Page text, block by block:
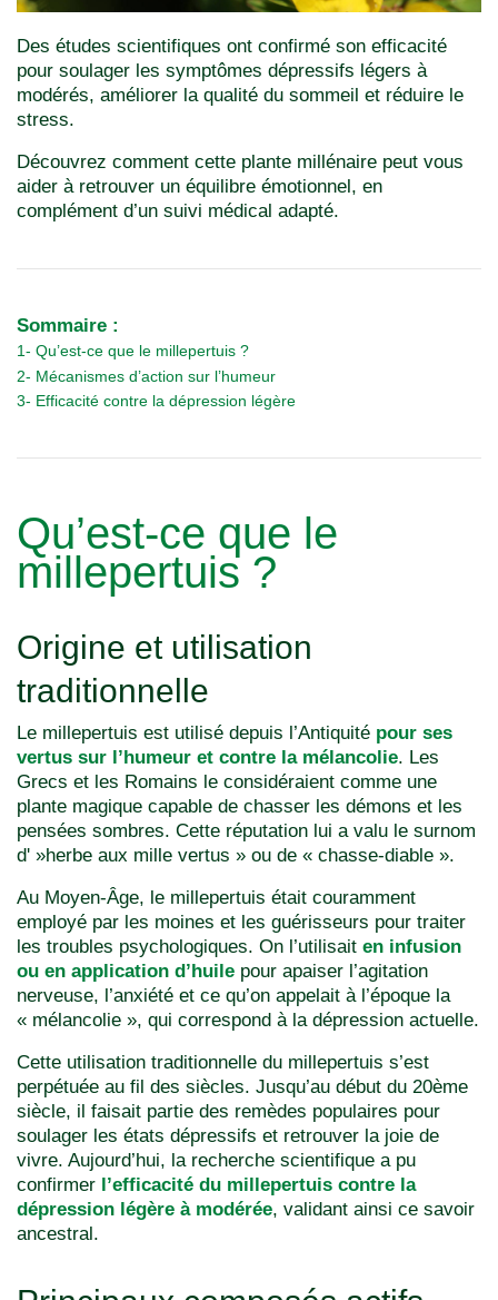
Des études scientifiques ont confirmé son efficacité
pour soulager les symptômes dépressifs légers à
modérés, améliorer la qualité du sommeil et réduire le
stress.
Découvrez comment cette plante millénaire peut vous
aider à retrouver un équilibre émotionnel, en
complément d’un suivi médical adapté.
Sommaire :
1- Qu’est-ce que le millepertuis ?
2- Mécanismes d’action sur l’humeur
3- Efficacité contre la dépression légère
Qu’est-ce que le
millepertuis ?
Origine et utilisation
traditionnelle
Le millepertuis est utilisé depuis l’Antiquité pour ses
vertus sur l’humeur et contre la mélancolie. Les
Grecs et les Romains le considéraient comme une
plante magique capable de chasser les démons et les
pensées sombres. Cette réputation lui a valu le surnom
d' »herbe aux mille vertus » ou de « chasse-diable ».
Au Moyen-Âge, le millepertuis était couramment
employé par les moines et les guérisseurs pour traiter
les troubles psychologiques. On l’utilisait en infusion
ou en application d’huile pour apaiser l’agitation
nerveuse, l’anxiété et ce qu’on appelait à l’époque la
« mélancolie », qui correspond à la dépression actuelle.
Cette utilisation traditionnelle du millepertuis s’est
perpétuée au fil des siècles. Jusqu’au début du 20ème
siècle, il faisait partie des remèdes populaires pour
soulager les états dépressifs et retrouver la joie de
vivre. Aujourd’hui, la recherche scientifique a pu
confirmer l’efficacité du millepertuis contre la
dépression légère à modérée, validant ainsi ce savoir
ancestral.